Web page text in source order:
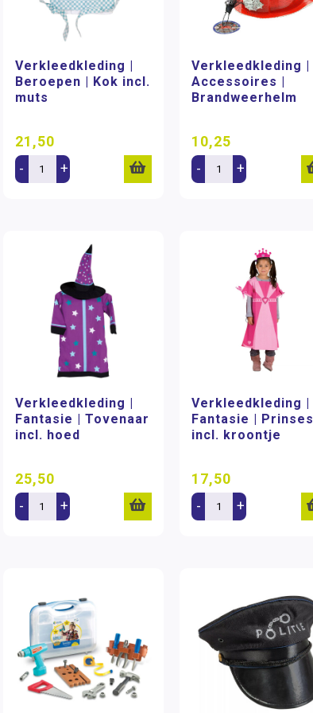
Verkleedkleding |
Beroepen | Kok incl.
muts
21,50
- +
Verkleedkleding |
Accessoires |
Brandweerhelm
10,25
- +
Verkleedkleding |
Fantasie | Tovenaar
incl. hoed
25,50
- +
Verkleedkleding |
Fantasie | Prinses
incl. kroontje
17,50
- +